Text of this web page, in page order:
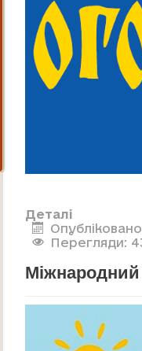
Деталі
Перегляди:
Міжнародний